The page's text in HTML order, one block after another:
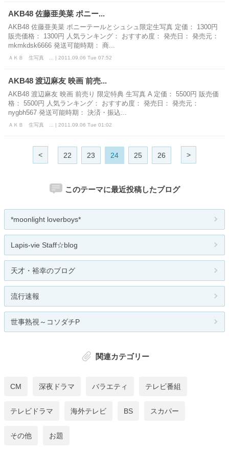
AKB48 佐藤亜美菜 ポニー...
AKB48 佐藤亜美菜 ポニーテールとシュシュ限定生写真 定価： 1300円
販売価格： 1300円 人気ランキング： おすすめ度： 発売日： 発売元：
mkmkdsk6666 発送可能時期： 商...
ＡＫＢ 生写真 ... | 2011.09.06 Tue 07:52
AKB48 渡辺麻友 映画 前売...
AKB48 渡辺麻友 映画 前売り 限定特典 生写真 A 定価： 5500円 販売価
格： 5500円 人気ランキング： おすすめ度： 発売日： 発売元：
nygbh567 発送可能時期： 決済・振込...
ＡＫＢ 生写真 ... | 2011.09.06 Tue 01:02
< 22 23 24 25 26 >
このテーマに最近投稿したブログ
*moonlight loverboys*
Lapis-vie Staff☆blog
天才・裕幸のブログ
流行速報
世事熟視～コソダチP
関連カテゴリー
CM 深夜ドラマ バラエティ テレビ番組
テレビドラマ 海外テレビ BS スカパー
その他 お題